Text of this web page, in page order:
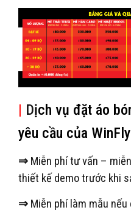
| Dịch vụ đặt áo
yêu cầu của
⇒ Miễn phí tư vấn –
thiết kế demo trước khi
⇒ Miễn phí làm mẫu